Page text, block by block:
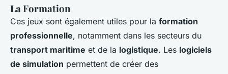
La Formation
Ces jeux sont également utiles pour la formation
professionnelle, notamment dans les secteurs du
transport maritime et de la logistique. Les logiciels
de simulation permettent de créer des